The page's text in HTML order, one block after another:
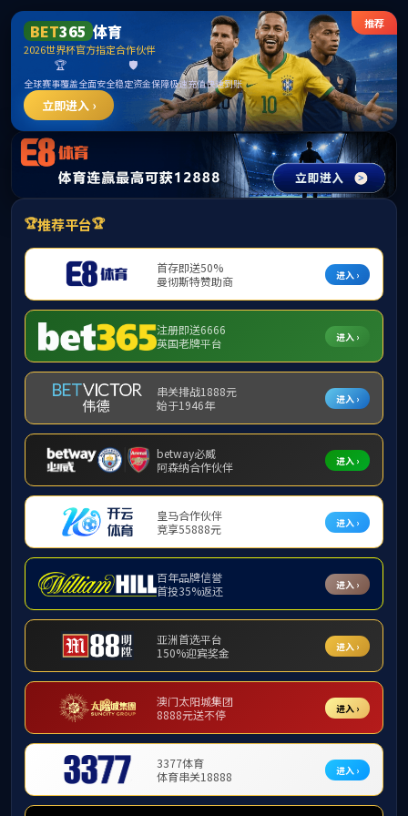
******
中国·必威
学院首页
必威西汉姆联官网
招生信息
就业信息
就业信息
中创新航科技
附件【中创新航2025校
金科服务校园